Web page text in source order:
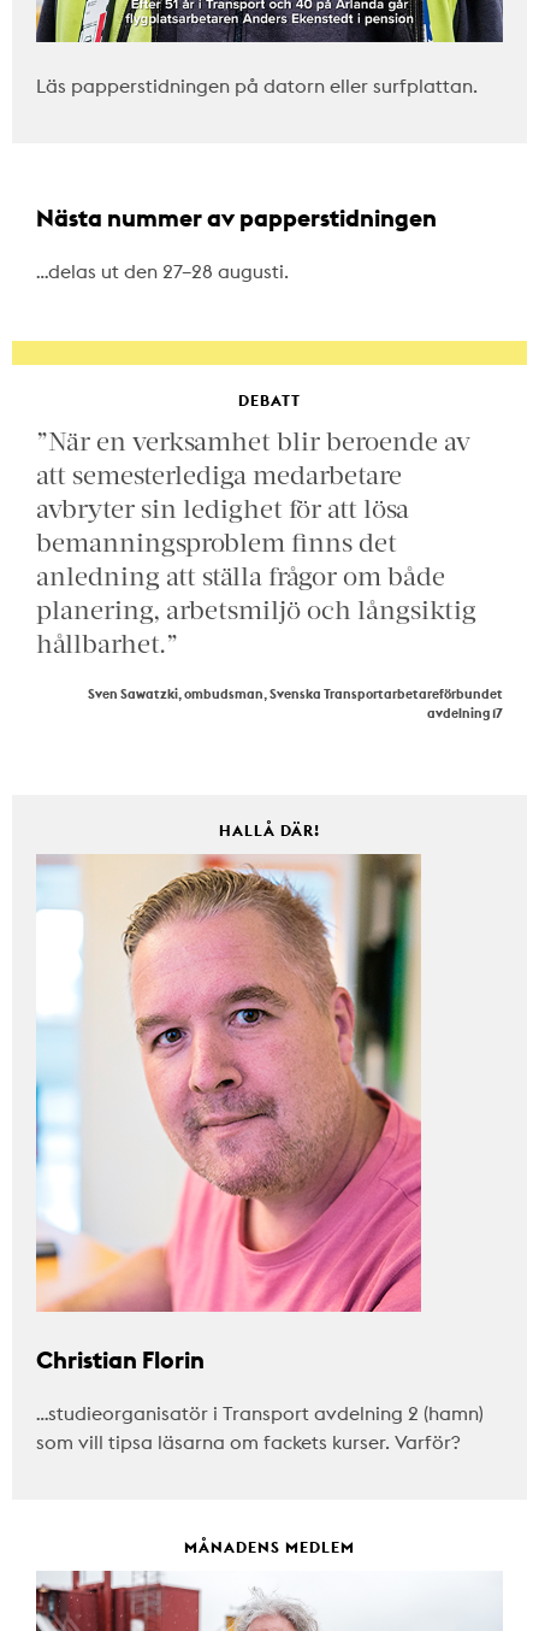
Läs papperstidningen på datorn eller surfplattan.
Nästa nummer av papperstidningen
…delas ut den 27–28 augusti.
DEBATT
”När en verksamhet blir beroende av
att semesterlediga medarbetare
avbryter sin ledighet för att lösa
bemanningsproblem finns det
anledning att ställa frågor om både
planering, arbetsmiljö och långsiktig
hållbarhet.”
Sven Sawatzki, ombudsman, Svenska Transportarbetareförbundet
avdelning 17
HALLÅ DÄR!
Christian Florin
…studieorganisatör i Transport avdelning 2 (hamn)
som vill tipsa läsarna om fackets kurser. Varför?
MÅNADENS MEDLEM